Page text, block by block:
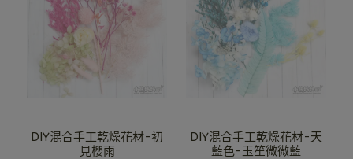
DIY混合手工乾燥花材-初
見櫻雨
DIY混合手工乾燥花材-天
藍色-玉笙微微藍